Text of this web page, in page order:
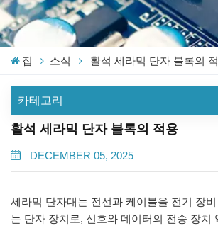
집 소식 활석 세라믹 단자 블록의
카테고리
활석 세라믹 단자 블록의 적용
DECEMBER 05, 2025
세라믹 단자대는 전선과 케이블을 전기 장
는 단자 장치로, 신호와 데이터의 전송 장치